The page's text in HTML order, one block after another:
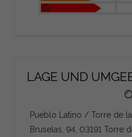
G
LAGE UND
Pueblo Latino / Torre de
Bruselas, 94, 03191 Torre